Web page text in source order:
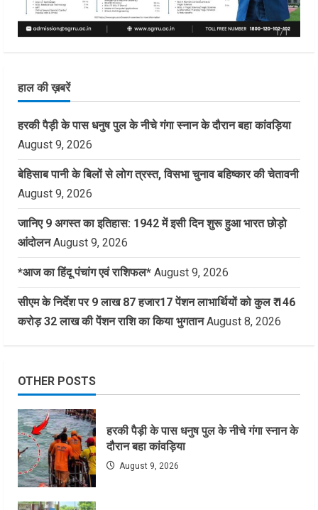
हाल की ख़बरें
हरकी पैड़ी के पास धनुष पुल के नीचे गंगा स्नान के दौरान बहा कांवड़िया
August 9, 2026
बेहिसाब पानी के बिलों से लोग त्रस्त, विसभा चुनाव बहिष्कार की चेतावनी
August 9, 2026
जानिए 9 अगस्त का इतिहास: 1942 में इसी दिन शुरू हुआ भारत छोड़ो
आंदोलन August 9, 2026
*आज का हिंदू पंचांग एवं राशिफल* August 9, 2026
सीएम के निर्देश पर 9 लाख 87 हजार17 पेंशन लाभार्थियों को कुल ₹ 146
करोड़ 32 लाख की पेंशन राशि का किया भुगतान August 8, 2026
OTHER POSTS
हरकी पैड़ी के पास धनुष पुल के नीचे गंगा स्नान के
दौरान बहा कांवड़िया
August 9, 2026